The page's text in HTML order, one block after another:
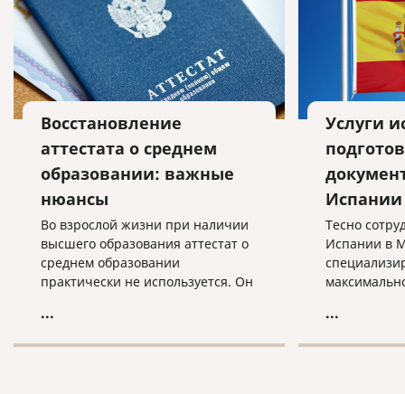
Восстановление
аттестата о среднем
образовании: важные
нюансы
Во взрослой жизни при наличии
высшего образования аттестат о
среднем образовании
практически не используется. Он
учебное заведение, редко - при
...
Услуги
Испании
Тесно
Испании в
...